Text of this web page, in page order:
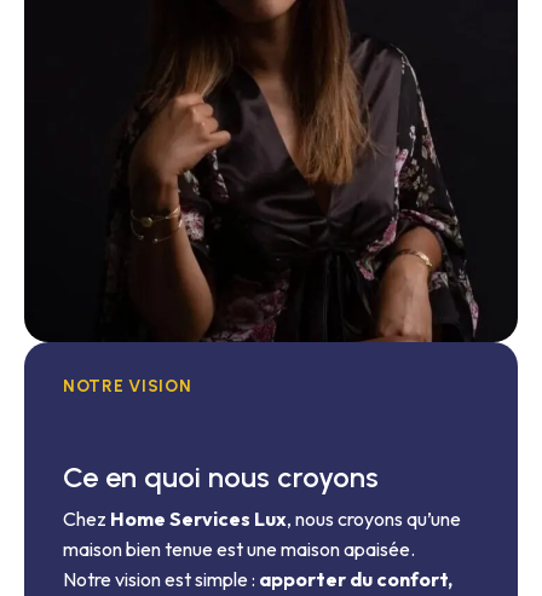
NOTRE VISION
Ce en quoi nous croyons
Chez Home Services Lux, nous croyons qu’une
maison bien tenue est une maison apaisée.
Notre vision est simple : apporter du confort,